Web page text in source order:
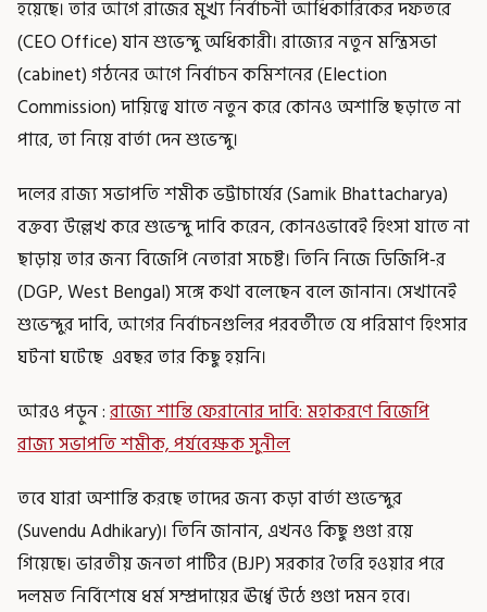
হয়েছে। তার আগে রাজের মুখ্য নির্বাচনী আধিকারিকের দফতরে
(CEO Office) যান শুভেন্দু অধিকারী। রাজ্যের নতুন মন্ত্রিসভা
(cabinet) গঠনের আগে নির্বাচন কমিশনের (Election
Commission) দায়িত্বে যাতে নতুন করে কোনও অশান্তি ছড়াতে না
পারে, তা নিয়ে বার্তা দেন শুভেন্দু।
দলের রাজ্য সভাপতি শমীক ভট্টাচার্যের (Samik Bhattacharya)
বক্তব্য উল্লেখ করে শুভেন্দু দাবি করেন, কোনওভাবেই হিংসা যাতে না
ছাড়ায় তার জন্য বিজেপি নেতারা সচেষ্ট। তিনি নিজে ডিজিপি-র
(DGP, West Bengal) সঙ্গে কথা বলেছেন বলে জানান। সেখানেই
শুভেন্দুর দাবি, আগের নির্বাচনগুলির পরবর্তীতে যে পরিমাণ হিংসার
ঘটনা ঘটেছে এবছর তার কিছু হয়নি।
আরও পড়ুন :রাজ্যে শান্তি ফেরানোর দাবি: মহাকরণে বিজেপি
রাজ্য সভাপতি শমীক, পর্যবেক্ষক সুনীল
তবে যারা অশান্তি করছে তাদের জন্য কড়া বার্তা শুভেন্দুর
(Suvendu Adhikary)। তিনি জানান, এখনও কিছু গুণ্ডা রয়ে
গিয়েছে। ভারতীয় জনতা পার্টির (BJP) সরকার তৈরি হওয়ার পরে
দলমত নির্বিশেষে ধর্ম সম্প্রদায়ের ঊর্ধ্বে উঠে গুণ্ডা দমন হবে।